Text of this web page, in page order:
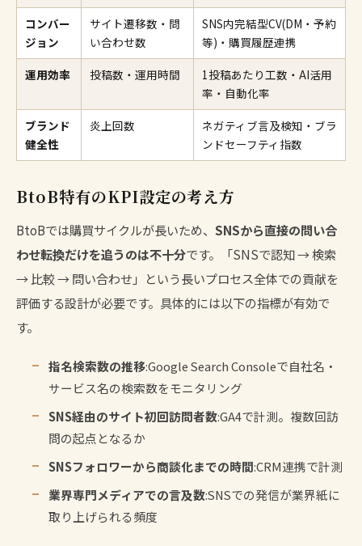
コンバー
ジョン
サイト遷移数・問
い合わせ数
SNS内完結型CV(DM・予約
等)・購買履歴連携
運用効率
投稿数・運用時間
1投稿あたり工数・AI活用
率・自動化率
ブランド
健全性
炎上回数
ネガティブ言及検知・ブラ
ンドセーフティ指数
BtoB特有のKPI設定の考え方
BtoBでは購買サイクルが長いため、 SNSから直接の問い合
わせ転換だけを追うのは不十分です。「SNSで認知 → 検索
→ 比較 → 問い合わせ」という長いプロセス全体での貢献を
評価する設計が必要です。具体的には以下の指標が有効で
す。
指名検索数の推移:Google Search Consoleで自社名・
サービス名の検索数をモニタリング
SNS経由のサイト初回訪問者数:GA4で計測。複数回訪
問の起点となるか
SNSフォロワーから商談化までの時間:CRM連携で計測
業界専門メディアでの言及数:SNSでの発信が業界紙に
取り上げられる頻度